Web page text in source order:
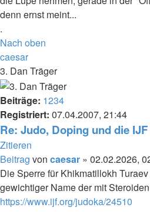
denn ernst meint...
.
Nach oben
caesar
3. Dan Träger
Beiträge: 1234
Registriert: 07.04.2007, 21:44
Re: Judo, Doping und die IJF
Zitieren
Beitrag von caesar » 02.02.2026,
Die Sperre für Khikmatillokh
gewichtiger Name der mit
https://www.ijf.org/judoka/24510